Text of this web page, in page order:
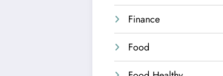
Finance
Food